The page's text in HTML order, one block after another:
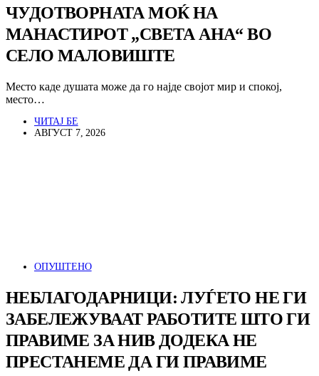
ЧУДОТВОРНАТА МОЌ НА
МАНАСТИРОТ „СВЕТА АНА“ ВО
СЕЛО МАЛОВИШТЕ
Место каде душата може да го најде својот мир и спокој,
место…
ЧИТАЈ БЕ
АВГУСТ 7, 2026
ОПУШТЕНО
НЕБЛАГОДАРНИЦИ: ЛУЃЕТО НЕ ГИ
ЗАБЕЛЕЖУВААТ РАБОТИТЕ ШТО ГИ
ПРАВИМЕ ЗА НИВ ДОДЕКА НЕ
ПРЕСТАНЕМЕ ДА ГИ ПРАВИМЕ